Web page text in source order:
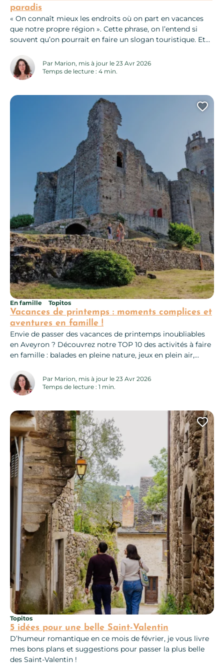
paradis
« On connaît mieux les endroits où on part en vacances
que notre propre région ». Cette phrase, on l’entend si
souvent qu’on pourrait en faire un slogan touristique. Et
belle-maman), vous décidiez de faire mentir ce bon vieil
adage ? Voici quelques...
Par Marion, mis à jour le 23 Avr 2026
Temps de lecture : 4 min.
Vacances de printemps : moments complices et
aventures en famille !
En famille Topitos
Envie de passer des vacances de printemps inoubliables
en Aveyron ? Découvrez notre TOP 10 des activités à faire
en famille : balades en pleine nature, jeux en plein air,
quoi créer des souvenirs magiques ensemble ! 10 idées
d’activités famille pour les vacances
Par Marion, mis à jour le 23 Avr 2026
Temps de lecture : 1 min.
5 idées pour une belle Saint-Valentin
Topitos
D’humeur romantique en ce mois de février, je vous livre
mes bons plans et suggestions pour passer la plus belle
des Saint-Valentin !